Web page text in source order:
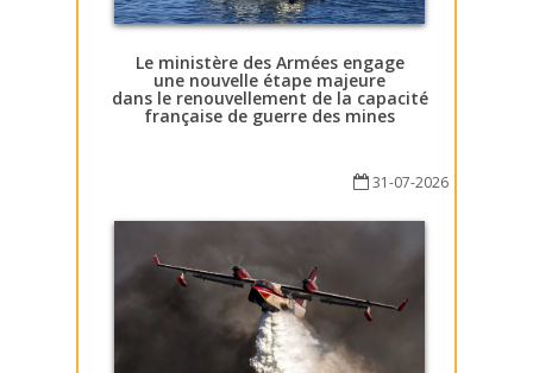
Le ministère des Armées engage
une nouvelle étape majeure
dans le renouvellement de la capacité
française de guerre des mines
31-07-2026